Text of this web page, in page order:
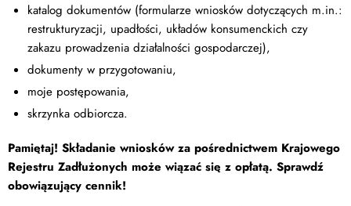
katalog dokumentów (formularze wniosków dotyczących m.in.:
restrukturyzacji, upadłości, układów konsumenckich czy
zakazu prowadzenia działalności gospodarczej),
dokumenty w przygotowaniu,
moje postępowania,
skrzynka odbiorcza.
Pamiętaj! Składanie wniosków za pośrednictwem Krajowego
Rejestru Zadłużonych może wiązać się z opłatą. Sprawdź
obowiązujący cennik!